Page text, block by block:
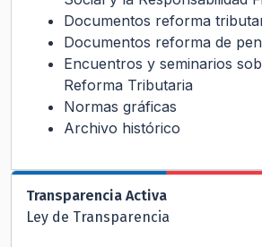
Documentos reforma
Documentos reforma de
Encuentros y seminarios
Reforma Tributaria
Normas gráficas
Archivo histórico
Transparencia Activa
Ley de Transparencia